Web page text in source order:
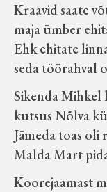
Otsi
Kraavid saate
maja ümber
Ehk ehitate
seda töörahval
Sikenda Mihkel
kutsus Nõlva
Jämeda toas oli
Malda Mart
Koorejaamast